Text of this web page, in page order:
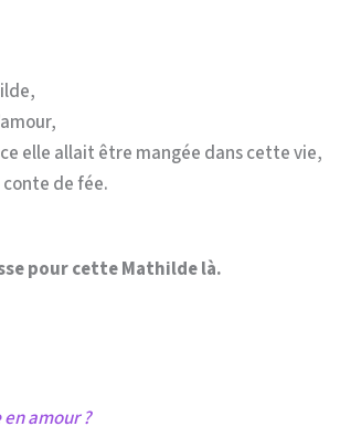
elle allait être mangée dans cette vie,
de fée.
pour cette Mathilde là.
en amour ?